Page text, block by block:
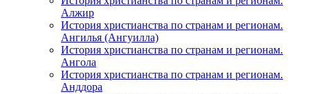
Алжир
История христианства по странам и регионам.
Ангилья (Ангуилла)
История христианства по странам и регионам.
Ангола
История христианства по странам и регионам.
Анддора